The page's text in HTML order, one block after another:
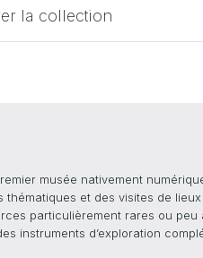
la collection
musée nativement
thématiques et des visites de
particulièrement rares ou
instruments d’exploration